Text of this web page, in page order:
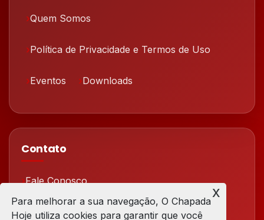
Quem Somos
Política de Privacidade e Termos de Uso
Eventos Downloads
Contato
Fale Conosco
Redes Sociais
Para melhorar a sua navegação, O Chapada
Hoje utiliza cookies para garantir que você
x